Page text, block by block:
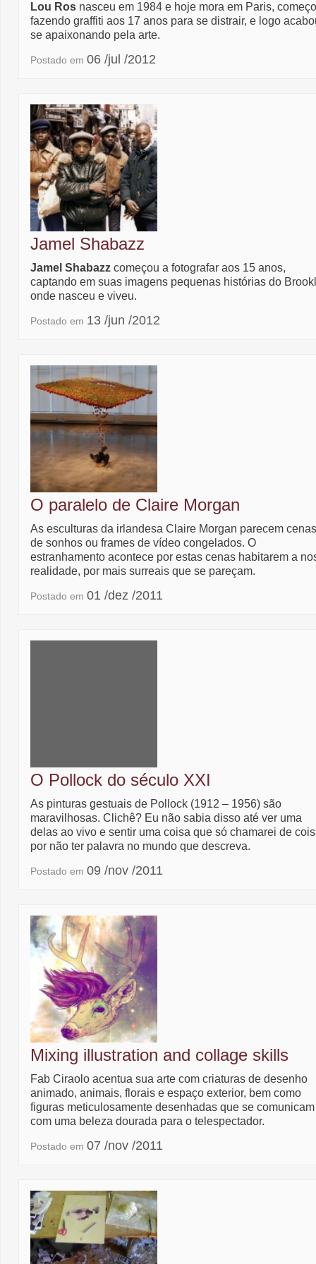
Lou Ros nasceu em 1984 e hoje mora em Paris,
fazendo graffiti aos 17 anos para se distrair, e logo
se apaixonando pela arte.
Postado em 06 /jul /2012
Jamel Shabazz
Jamel Shabazz começou a fotografar aos 15 anos,
captando em suas imagens pequenas histórias do
onde nasceu e viveu.
Postado em 13 /jun /2012
O paralelo de Claire Morgan
As esculturas da irlandesa Claire Morgan parecem cenas
de sonhos ou frames de vídeo congelados. O
estranhamento acontece por estas cenas habitarem a
realidade, por mais surreais que se pareçam.
Postado em 01 /dez /2011
O Pollock do século XXI
As pinturas gestuais de Pollock (1912 – 1956) são
maravilhosas. Clichê? Eu não sabia disso até ver uma
delas ao vivo e sentir uma coisa que só chamarei de
por não ter palavra no mundo que descreva.
Postado em 09 /nov /2011
Mixing illustration and collage skills
Fab Ciraolo acentua sua arte com criaturas de desenho
animado, animais, florais e espaço exterior, bem como
figuras meticulosamente desenhadas que se comunicam
com uma beleza dourada para o telespectador.
Postado em 07 /nov /2011